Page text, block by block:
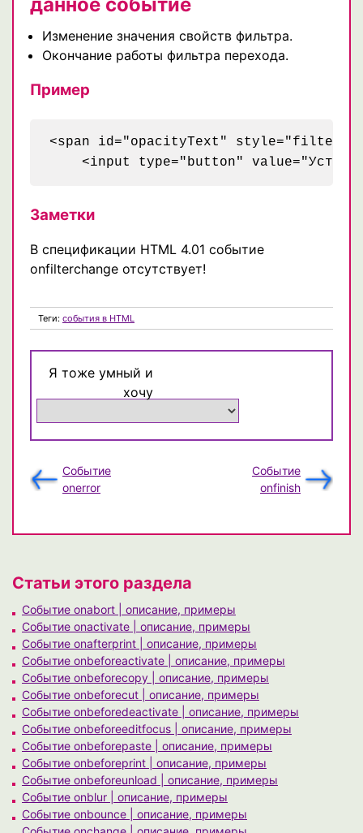
Изменение значения свойств фильтра.
Окончание работы фильтра перехода.
Пример
<span id="opacityText"
<input type="button"
Заметки
В спецификации HTML 4.01 событие
onfilterchange отсутствует!
Теги: события в HTML
Я тоже умный и
хочу
Событие
onfinish
Событие
onerror
Статьи этого раздела
Событие onabort | описание, примеры
Событие onactivate | описание, примеры
Событие onafterprint | описание, примеры
Событие onbeforeactivate | описание, примеры
Событие onbeforecopy | описание, примеры
Событие onbeforecut | описание, примеры
Событие onbeforedeactivate | описание, примеры
Событие onbeforeeditfocus | описание, примеры
Событие onbeforepaste | описание, примеры
Событие onbeforeprint | описание, примеры
Событие onbeforeunload | описание, примеры
Событие onblur | описание, примеры
Событие onbounce | описание, примеры